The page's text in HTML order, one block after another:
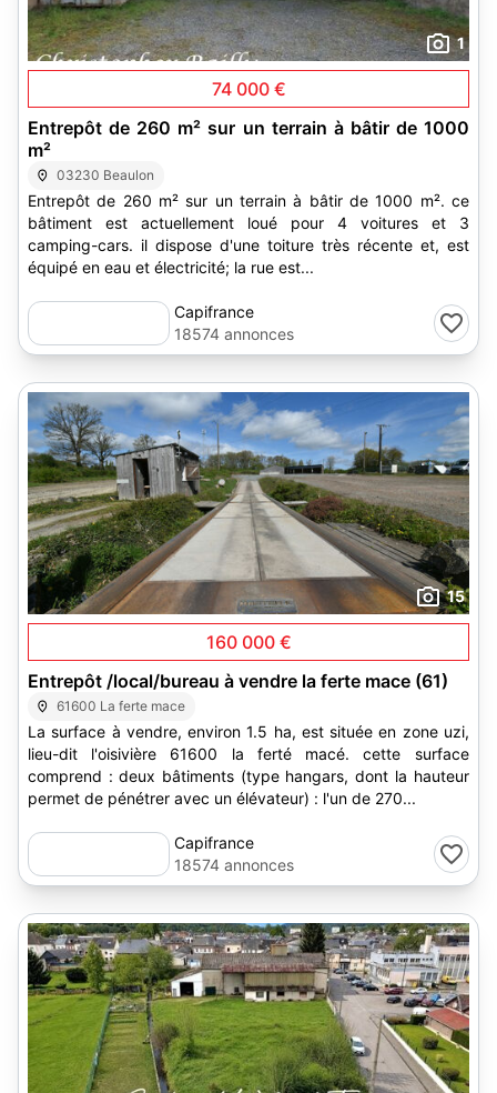
1
74 000 €
Entrepôt de 260 m² sur un terrain à bâtir de 1000
m²
03230 Beaulon
Entrepôt de 260 m² sur un terrain à bâtir de 1000 m². ce
bâtiment est actuellement loué pour 4 voitures et 3
camping-cars. il dispose d'une toiture très récente et, est
équipé en eau et électricité; la rue est...
Capifrance
18574 annonces
15
160 000 €
Entrepôt /local/bureau à vendre la ferte mace (61)
61600 La ferte mace
La surface à vendre, environ 1.5 ha, est située en zone uzi,
lieu-dit l'oisivière 61600 la ferté macé. cette surface
comprend : deux bâtiments (type hangars, dont la hauteur
permet de pénétrer avec un élévateur) : l'un de 270...
Capifrance
18574 annonces